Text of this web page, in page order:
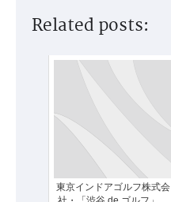
Related posts:
東京インドアゴルフ株式会